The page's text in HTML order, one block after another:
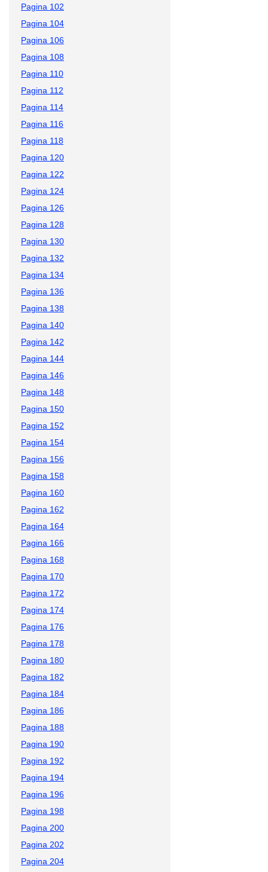
Pagina 102
Pagina 104
Pagina 106
Pagina 108
Pagina 110
Pagina 112
Pagina 114
Pagina 116
Pagina 118
Pagina 120
Pagina 122
Pagina 124
Pagina 126
Pagina 128
Pagina 130
Pagina 132
Pagina 134
Pagina 136
Pagina 138
Pagina 140
Pagina 142
Pagina 144
Pagina 146
Pagina 148
Pagina 150
Pagina 152
Pagina 154
Pagina 156
Pagina 158
Pagina 160
Pagina 162
Pagina 164
Pagina 166
Pagina 168
Pagina 170
Pagina 172
Pagina 174
Pagina 176
Pagina 178
Pagina 180
Pagina 182
Pagina 184
Pagina 186
Pagina 188
Pagina 190
Pagina 192
Pagina 194
Pagina 196
Pagina 198
Pagina 200
Pagina 202
Pagina 204